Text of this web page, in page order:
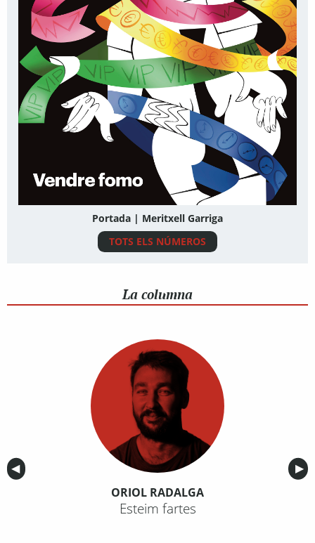
Portada | Meritxell Garriga
TOTS ELS NÚMEROS
La columna
Anterior
◀︎ ▶︎
ORIOL RADALGA
Esteim fartes